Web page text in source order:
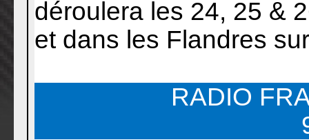
déroulera les 24, 25 &
et dans les Flandres
RADIO